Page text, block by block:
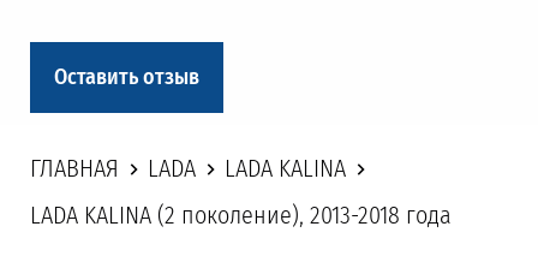
Оставить отзыв
ГЛАВНАЯ LADA
LADA KALINA
LADA KALINA (2 поколение), 2013-2018 года